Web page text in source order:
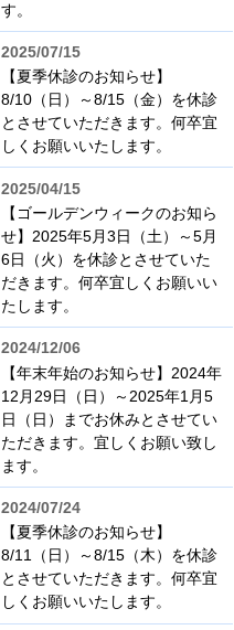
す。
2025/07/15
【夏季休診のお知らせ】
8/10（日）～8/15（金）を休診
とさせていただきます。何卒宜
しくお願いいたします。
2025/04/15
【ゴールデンウィークのお知ら
せ】2025年5月3日（土）～5月
6日（火）を休診とさせていた
だきます。何卒宜しくお願いい
たします。
2024/12/06
【年末年始のお知らせ】2024年
12月29日（日）～2025年1月5
日（日）までお休みとさせてい
ただきます。宜しくお願い致し
ます。
2024/07/24
【夏季休診のお知らせ】
8/11（日）～8/15（木）を休診
とさせていただきます。何卒宜
しくお願いいたします。